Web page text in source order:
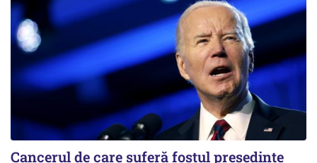
Cancerul de care suferă fostul preşedinte